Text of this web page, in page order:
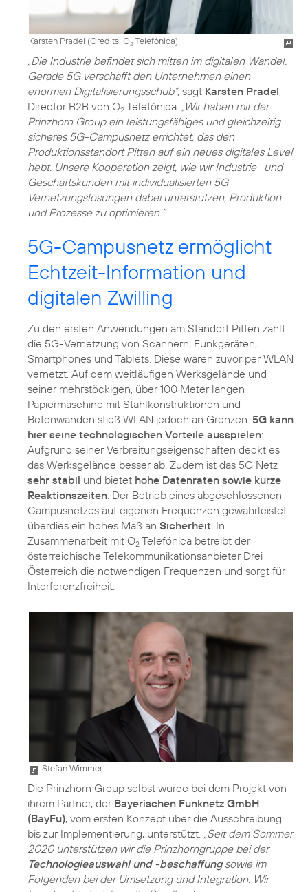
Karsten Pradel (Credits: O2Telefónica)
„Die Industrie befindet sich mitten im digitalen Wandel.
Gerade 5G verschafft den Unternehmen einen
enormen Digitalisierungsschub“, sagt Karsten Pradel,
Director B2B von O2 Telefónica. „Wir haben mit der
Prinzhorn Group ein leistungsfähiges und gleichzeitig
sicheres 5G-Campusnetz errichtet, das den
Produktionsstandort Pitten auf ein neues digitales Level
hebt. Unsere Kooperation zeigt, wie wir Industrie- und
Geschäftskunden mit individualisierten 5G-
Vernetzungslösungen dabei unterstützen, Produktion
und Prozesse zu optimieren.“
5G-Campusnetz ermöglicht
Echtzeit-Information und
digitalen Zwilling
Zu den ersten Anwendungen am Standort Pitten zählt
die 5G-Vernetzung von Scannern, Funkgeräten,
Smartphones und Tablets. Diese waren zuvor per WLAN
vernetzt. Auf dem weitläufigen Werksgelände und
seiner mehrstöckigen, über 100 Meter langen
Papiermaschine mit Stahlkonstruktionen und
Betonwänden stieß WLAN jedoch an Grenzen. 5G kann
hier seine technologischen Vorteile ausspielen:
Aufgrund seiner Verbreitungseigenschaften deckt es
das Werksgelände besser ab. Zudem ist das 5G Netz
sehr stabil und bietet hohe Datenraten sowie kurze
Reaktionszeiten. Der Betrieb eines abgeschlossenen
Campusnetzes auf eigenen Frequenzen gewährleistet
überdies ein hohes Maß an Sicherheit. In
Zusammenarbeit mit O2 Telefónica betreibt der
österreichische Telekommunikationsanbieter Drei
Österreich die notwendigen Frequenzen und sorgt für
Interferenzfreiheit.
Stefan Wimmer
Die Prinzhorn Group selbst wurde bei dem Projekt von
ihrem Partner, der Bayerischen Funknetz GmbH
(BayFu), vom ersten Konzept über die Ausschreibung
bis zur Implementierung, unterstützt.
„Seit dem Sommer
2020 unterstützen wir die Prinzhorngruppe bei der
Technologieauswahl und -beschaffungsowie im
Folgenden bei der Umsetzung und Integration. Wir